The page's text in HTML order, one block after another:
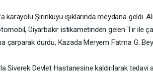
Şirinkuyu ışıklarında meydana geldi.
Diyarbakır istikametinden gelen Tır ile
çarparak durdu, Kazada Meryem Fatma G.
Siverek Devlet Hastanesine kaldırılarak tedavi